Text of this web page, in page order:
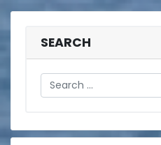
ー
SEARCH
Search